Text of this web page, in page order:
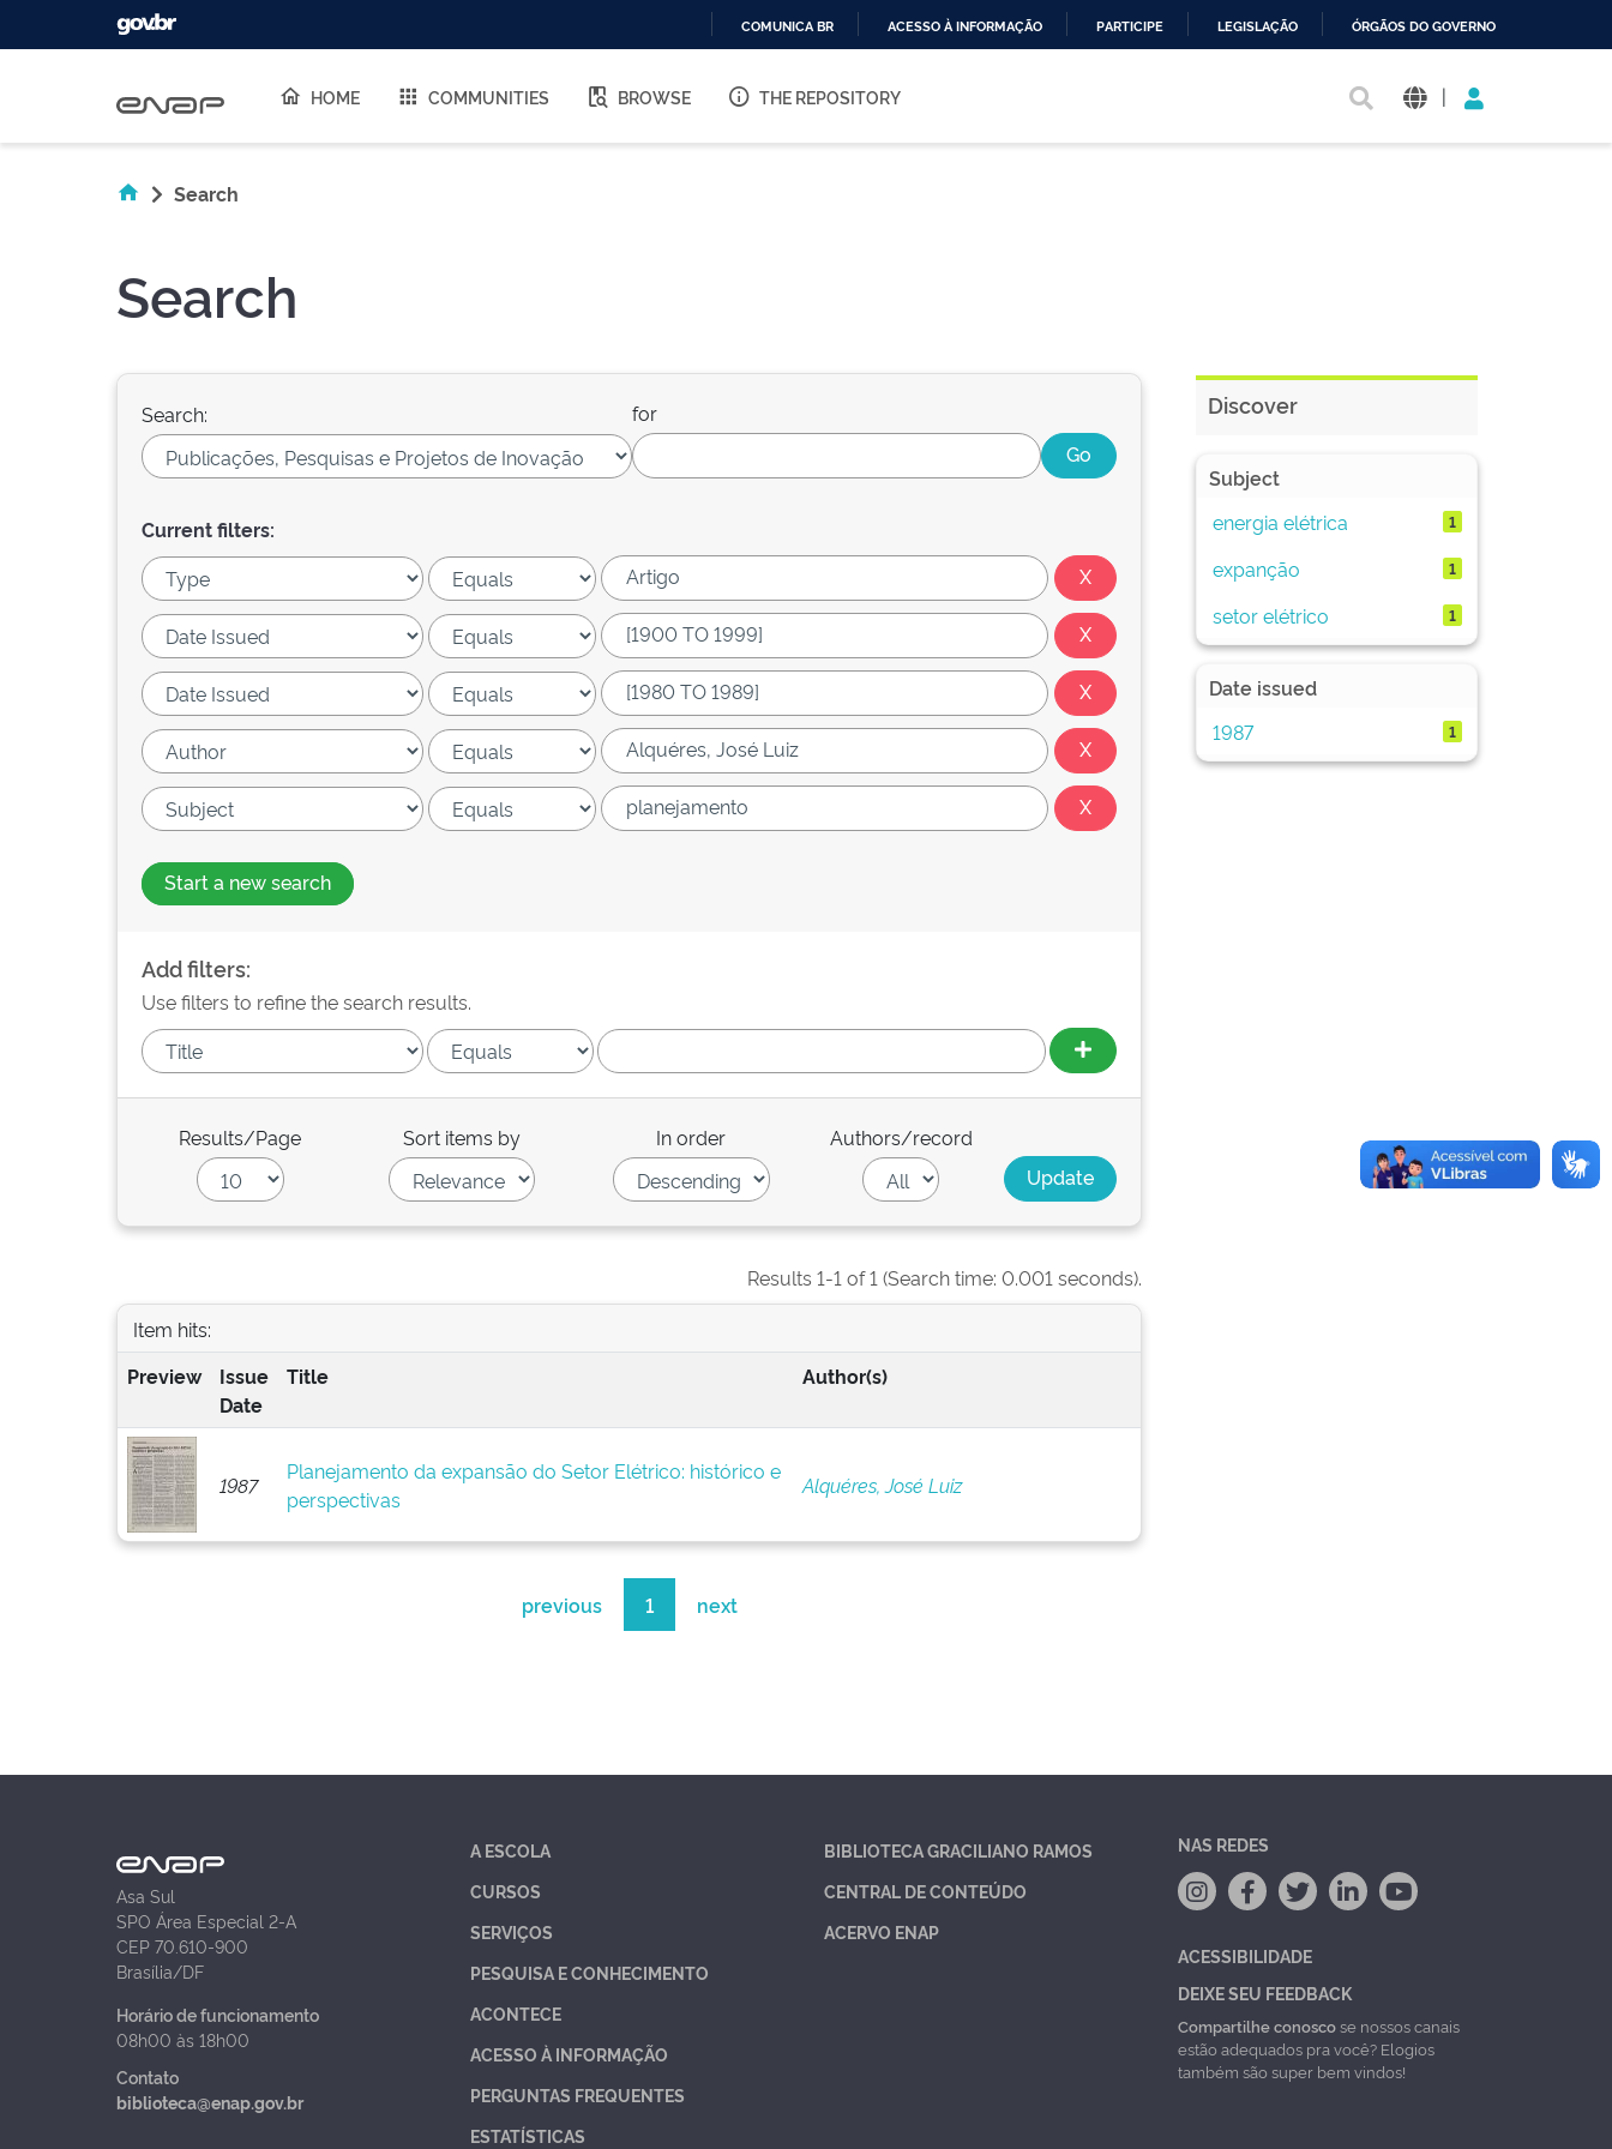
O
COMUNICA BR ACESSO À INFORMAÇÃO PARTICIPE LEGISLAÇÃO ÓRGÃOS DO GOVERNO
HOME COMMUNITIES BROWSE THE REPOSITORY |
Search
Search
Search: for
Current filters:
Start a new search
Add filters:
Use filters to refine the search results.
Results/Page Sort items by In order Authors/record
Results 1-1 of 1 (Search time: 0.001 seconds).
Item hits:
Preview
Issue
Date
Title Author(s)
1987
Planejamento da expansão do Setor Elétrico: histórico e
perspectivas
Alquéres, José Luiz
previous 1 next
Discover
Subject
energia elétrica
1
expanção 1
setor elétrico 1
Date issued
1987
1
Asa Sul
SPO Área Especial 2-A
CEP 70.610-900
Brasília/DF
Horário de funcionamento
08h00 às 18h00
Contato
biblioteca@enap.gov.br
A ESCOLA
CURSOS
SERVIÇOS
PESQUISA E CONHECIMENTO
ACONTECE
ACESSO À INFORMAÇÃO
PERGUNTAS FREQUENTES
ESTATÍSTICAS
BIBLIOTECA GRACILIANO RAMOS
CENTRAL DE CONTEÚDO
ACERVO ENAP
NAS REDES
ACESSIBILIDADE
DEIXE SEU FEEDBACK
Compartilhe conoscose nossos canais
estão adequados pra você? Elogios
também são super bem vindos!